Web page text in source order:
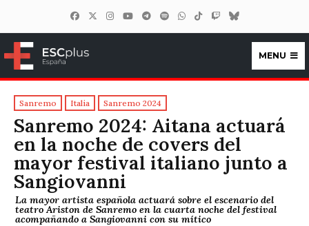
ESCplus España
MENU
Sanremo Italia Sanremo 2024
Sanremo 2024: Aitana actuará
en la noche de covers del
mayor festival italiano junto a
Sangiovanni
La mayor artista española actuará sobre el escenario del
teatro Ariston de Sanremo en la cuarta noche del festival
acompañando a Sangiovanni con su mítico